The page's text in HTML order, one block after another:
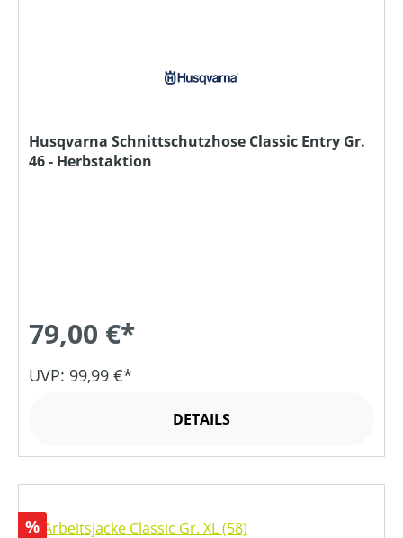
Husqvarna Schnittschutzhose Classic Entry Gr.
46 - Herbstaktion
79,00 €*
UVP: 99,99 €*
DETAILS
Rabatt
%